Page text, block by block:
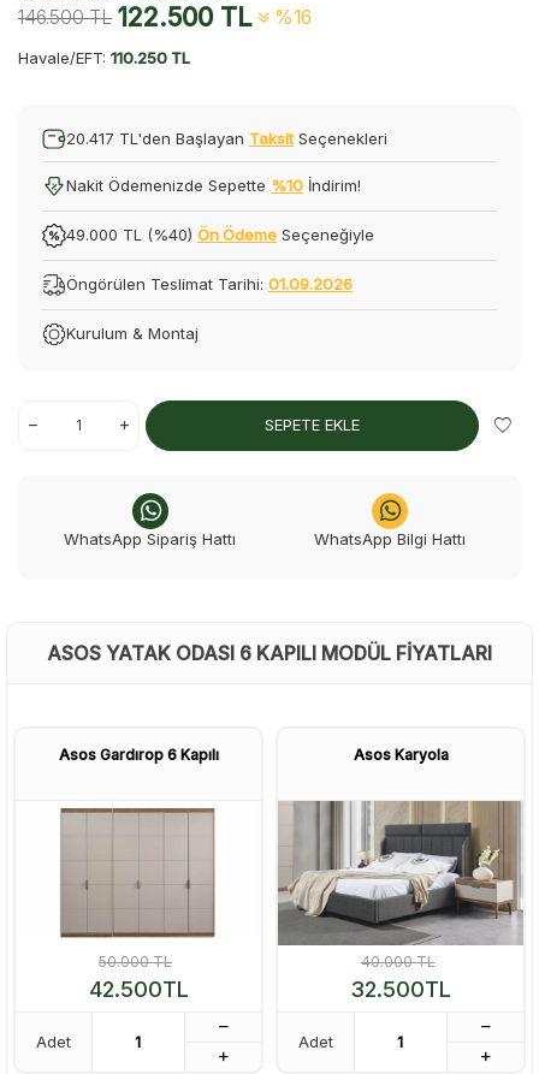
146.500TL 122.500TL %16
Havale/EFT: 110.250 TL
20.417 TL'den Başlayan Taksit Seçenekleri
Nakit Ödemenizde Sepette %10 İndirim!
49.000 TL (%40) Ön Ödeme Seçeneğiyle
Öngörülen Teslimat Tarihi: 01.09.2026
Kurulum & Montaj
SEPETE EKLE
WhatsApp Sipariş Hattı WhatsApp Bilgi Hattı
ASOS YATAK ODASI 6 KAPILI MODÜL FIYATLARI
Asos Gardırop 6 Kapılı
50.000TL
42.500TL
Adet
Asos Karyola
40.000TL
32.500TL
Adet